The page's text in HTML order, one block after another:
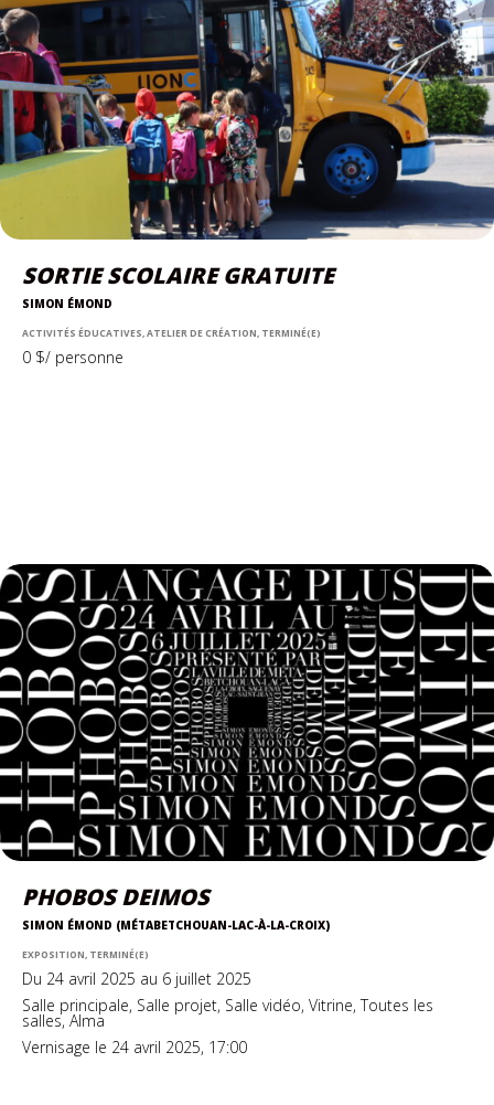
SORTIE SCOLAIRE GRATUITE
SIMON ÉMOND
ACTIVITÉS ÉDUCATIVES, ATELIER DE CRÉATION, TERMINÉ(E)
0 $/ personne
PHOBOS DEIMOS
SIMON ÉMOND (MÉTABETCHOUAN-LAC-À-LA-CROIX)
EXPOSITION, TERMINÉ(E)
Du 24 avril 2025 au 6 juillet 2025
Salle principale, Salle projet, Salle vidéo, Vitrine, Toutes les
salles, Alma
Vernisage le 24 avril 2025, 17:00